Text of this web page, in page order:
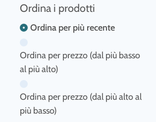
Ordina i prodotti
Ordina per più recente
Ordina per prezzo (dal più basso
al più alto)
Ordina per prezzo (dal più alto al
più basso)